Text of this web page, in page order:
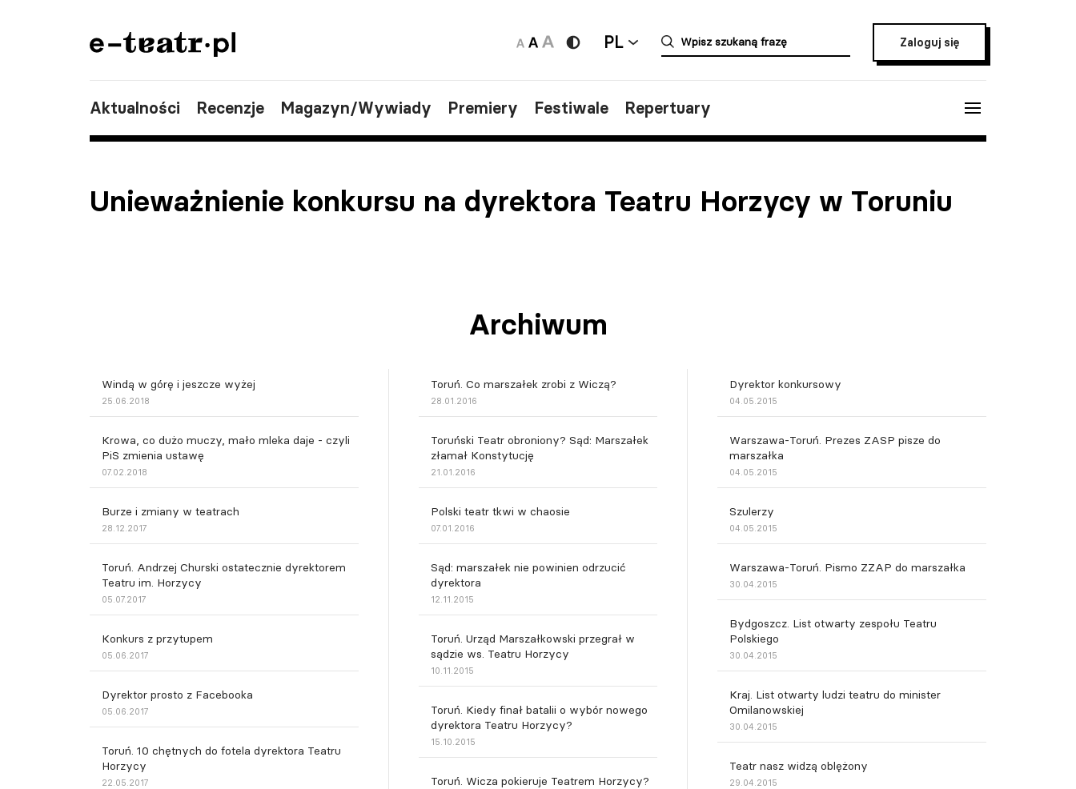
PL Zaloguj się
Aktualności Recenzje Magazyn/Wywiady Premiery Festiwale Repertuary
Unieważnienie konkursu na dyrektora Teatru Horzycy w Toruniu
Archiwum
Windą w górę i jeszcze wyżej
25.06.2018
Krowa, co dużo muczy, mało mleka daje - czyli
PiS zmienia ustawę
07.02.2018
Burze i zmiany w teatrach
28.12.2017
Toruń. Andrzej Churski ostatecznie dyrektorem
Teatru im. Horzycy
05.07.2017
Konkurs z przytupem
05.06.2017
Dyrektor prosto z Facebooka
05.06.2017
Toruń. 10 chętnych do fotela dyrektora Teatru
Horzycy
22.05.2017
Toruń. Co marszałek zrobi z Wiczą?
28.01.2016
Toruński Teatr obroniony? Sąd: Marszałek
złamał Konstytucję
21.01.2016
Polski teatr tkwi w chaosie
07.01.2016
Sąd: marszałek nie powinien odrzucić
dyrektora
12.11.2015
Toruń. Urząd Marszałkowski przegrał w
sądzie ws. Teatru Horzycy
10.11.2015
Toruń. Kiedy finał batalii o wybór nowego
dyrektora Teatru Horzycy?
15.10.2015
Toruń. Wicza pokieruje Teatrem Horzycy?
Dyrektor konkursowy
04.05.2015
Warszawa-Toruń. Prezes ZASP pisze do
marszałka
04.05.2015
Szulerzy
04.05.2015
Warszawa-Toruń. Pismo ZZAP do marszałka
30.04.2015
Bydgoszcz. List otwarty zespołu Teatru
Polskiego
30.04.2015
Kraj. List otwarty ludzi teatru do minister
Omilanowskiej
30.04.2015
Teatr nasz widzą oblężony
29.04.2015